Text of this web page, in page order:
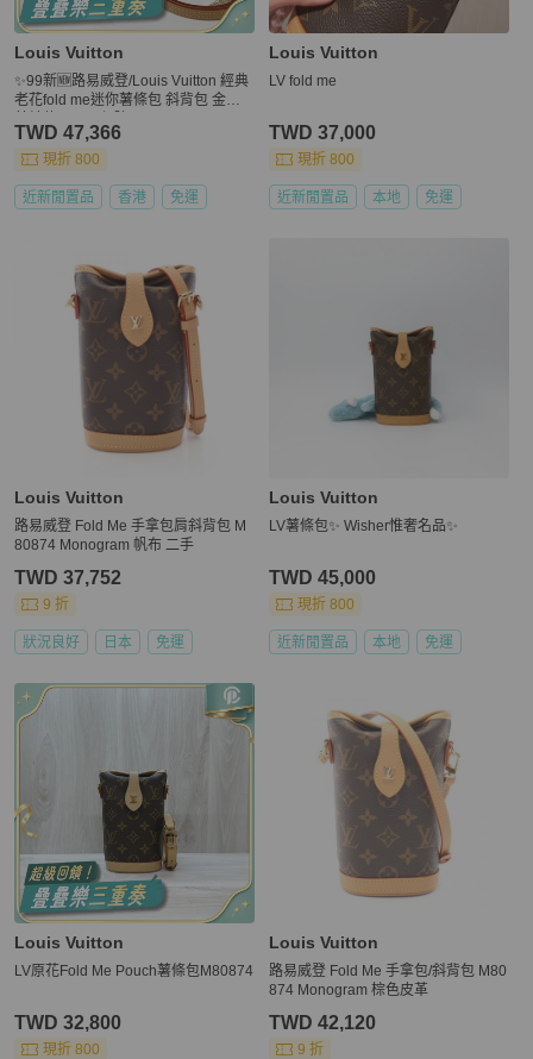
Louis Vuitton
✨99新🆕路易威登/Louis Vuitton 經典
老花fold me迷你薯條包 斜背包 金扣
TWD 47,366
現折 800
近新閒置品 香港 免運
Louis Vuitton
LV fold me
TWD 37,000
現折 800
近新閒置品 本地 免運
Louis Vuitton
路易威登 Fold Me 手拿包肩斜背包 M
80874 Monogram 帆布 二手
TWD 37,752
9 折
狀況良好 日本 免運
Louis Vuitton
LV薯條包✨ Wisher惟奢名品✨
TWD 45,000
現折 800
近新閒置品 本地 免運
Louis Vuitton
LV原花Fold Me Pouch薯條包M80874
TWD 32,800
現折 800
Louis Vuitton
路易威登 Fold Me 手拿包/斜背包 M80
874 Monogram 棕色皮革
TWD 42,120
9 折